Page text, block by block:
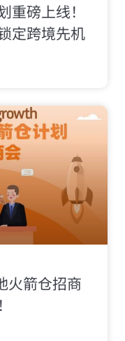
重磅上线！
定跨境先机
火箭仓招商